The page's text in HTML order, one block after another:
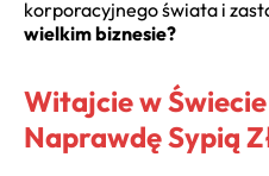
korporacyjnego świata i
wielkim biznesie?
Witajcie w
Naprawdę Sypią